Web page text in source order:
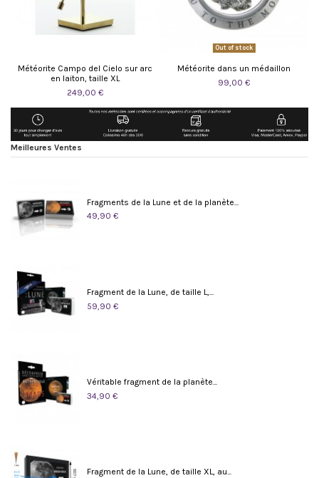
Météorite Campo del Cielo sur arc
en laiton, taille XL
249,00 €
Out of stock
Météorite dans un médaillon
99,00 €
Meilleures Ventes
Fragments de la Lune et de la planète...
49,90 €
Fragment de la Lune, de taille L,...
59,90 €
Véritable fragment de la planète...
34,90 €
Fragment de la Lune, de taille XL, au...